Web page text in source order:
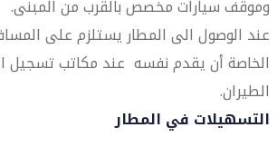
وموقف سيارات مخصص بالقرب من المبنى.
عند الوصول الى المطار يستلزم على
الخاصة أن يقدم نفسه عند مكاتب تسجيل
الطيران.
التسهيلات في المطار